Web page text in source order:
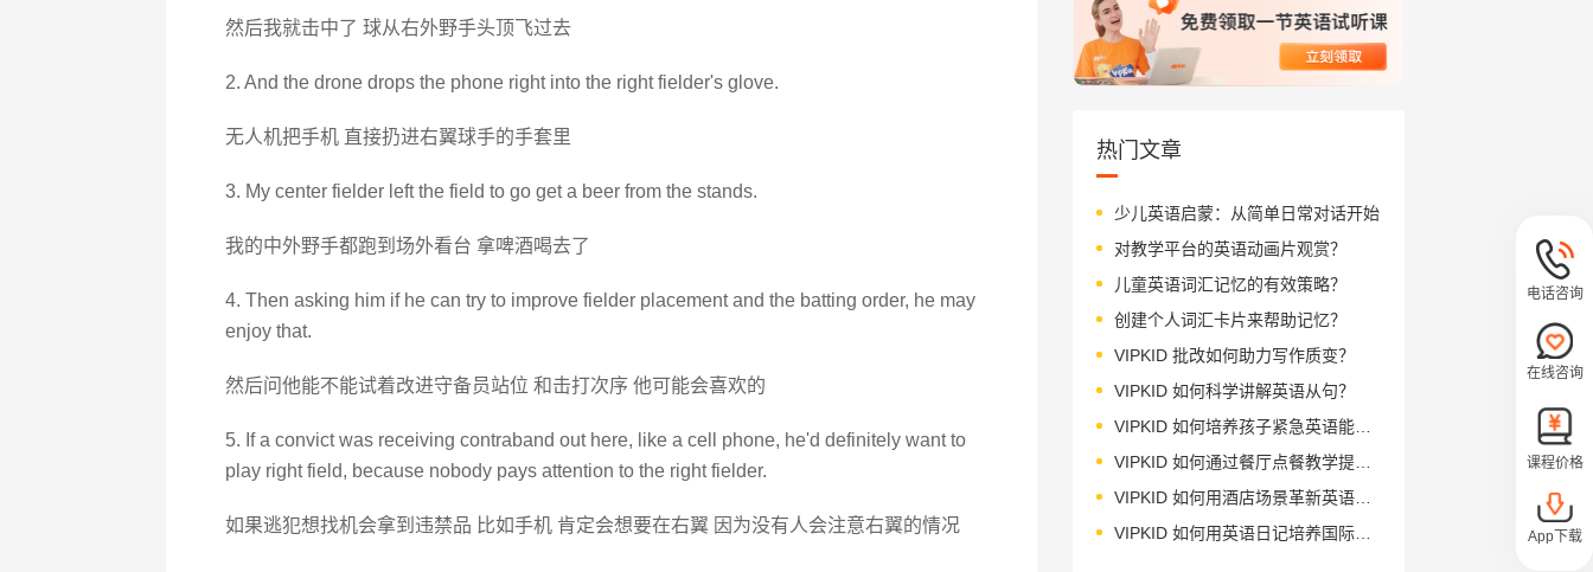
然后我就击中了 球从右外野手头顶飞过去
2. And the drone drops the phone right into the right fielder's glove.
无人机把手机 直接扔进右翼球手的手套里
3. My center fielder left the field to go get a beer from the stands.
我的中外野手都跑到场外看台 拿啤酒喝去了
4. Then asking him if he can try to improve fielder placement and the batting order, he may
enjoy that.
然后问他能不能试着改进守备员站位 和击打次序 他可能会喜欢的
5. If a convict was receiving contraband out here, like a cell phone, he'd definitely want to
play right field, because nobody pays attention to the right fielder.
如果逃犯想找机会拿到违禁品 比如手机 肯定会想要在右翼 因为没有人会注意右翼的情况
热门文章
少儿英语启蒙：从简单日常对话开始
对教学平台的英语动画片观赏？
儿童英语词汇记忆的有效策略？
创建个人词汇卡片来帮助记忆？
VIPKID 批改如何助力写作质变？
VIPKID 如何科学讲解英语从句？
VIPKID 如何培养孩子紧急英语能力？
VIPKID 如何通过餐厅点餐教学提升少儿英语应用能力？
VIPKID 如何用酒店场景革新英语教学？
VIPKID 如何用英语日记培养国际化人才？
电话咨询
在线咨询
课程价格
App下载